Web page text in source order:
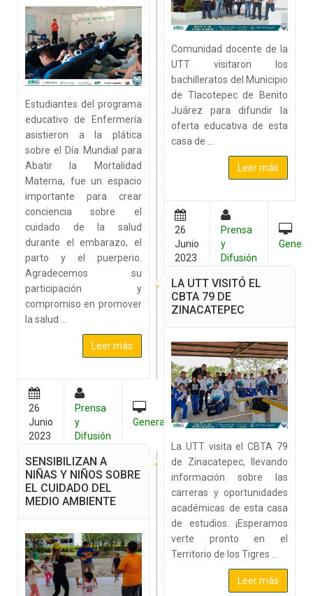
Comunidad docente de la
UTT visitaron los
bachilleratos del Municipio
de Tlacotepec de Benito
Juárez para difundir la
oferta educativa de esta
casa de ...
Leer más
26
Junio
2023
Prensa
y
Difusión
General
Estudiantes del programa
educativo de Enfermería
asistieron a la plática
sobre el Día Mundial para
Abatir la Mortalidad
Materna, fue un espacio
importante para crear
conciencia sobre el
cuidado de la salud
durante el embarazo, el
parto y el puerperio.
Agradecemos su
participación y
compromiso en promover
la salud ...
Leer más
26
Junio
2023
Prensa
y
Difusión
General
LA UTT VISITÓ EL
CBTA 79 DE
ZINACATEPEC
La UTT visita el CBTA 79
de Zinacatepec, llevando
información sobre las
carreras y oportunidades
académicas de esta casa
de estudios. ¡Esperamos
verte pronto en el
Territorio de los Tigres ...
Leer más
SENSIBILIZAN A
NIÑAS Y NIÑOS SOBRE
EL CUIDADO DEL
MEDIO AMBIENTE